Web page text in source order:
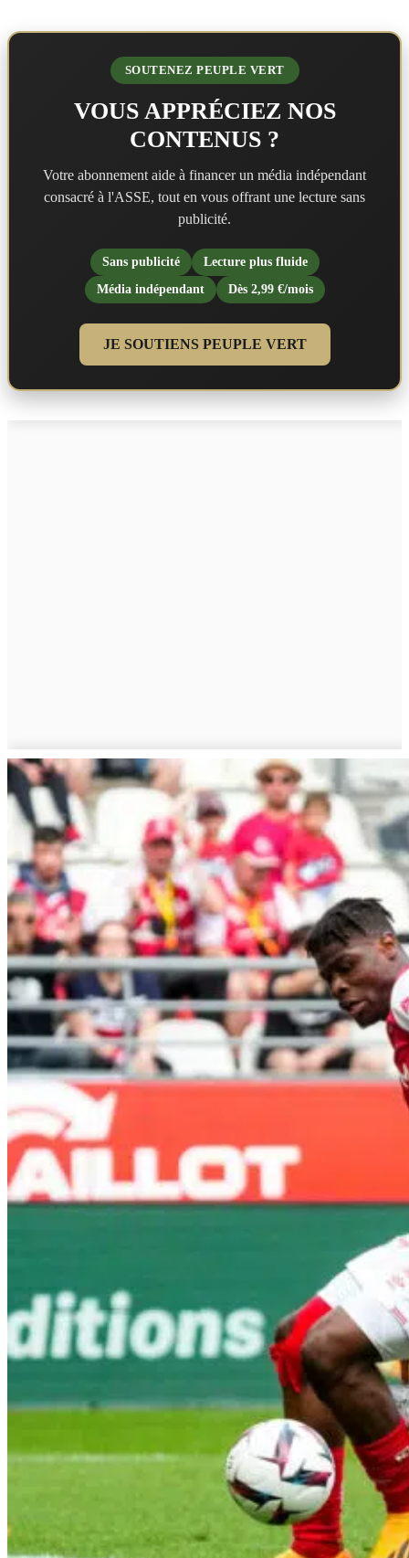
SOUTENEZ PEUPLE VERT
VOUS APPRÉCIEZ NOS
CONTENUS ?
Votre abonnement aide à financer un média indépendant
consacré à l'ASSE, tout en vous offrant une lecture sans
publicité.
Sans publicité
Lecture plus fluide
Média indépendant
Dès 2,99 €/mois
JE SOUTIENS PEUPLE VERT